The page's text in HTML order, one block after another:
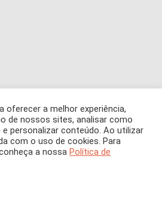
CIÊNCIA HOJE. Todos os direitos
reservados.
revista refletem exclusivamente a
ou parcial, do conteúdo (imagens
oferecer a melhor experiência,
de nossos sites, analisar como
personalizar conteúdo. Ao utilizar
com o uso de cookies. Para
a nossa Política de